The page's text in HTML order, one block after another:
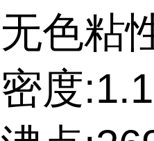
无色粘
密度